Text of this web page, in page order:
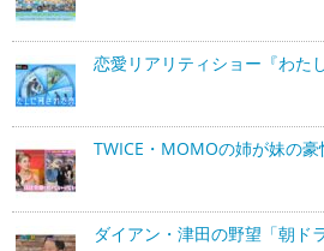
恋愛リアリティショー『わた
TWICE・MOMOの姉が妹の
ダイアン・津田の野望「朝ド